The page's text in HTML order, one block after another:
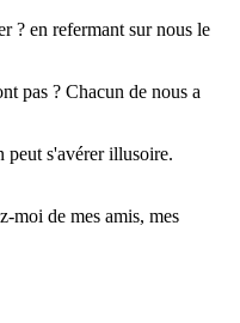
? en refermant sur nous le
pas ? Chacun de nous a
peut s'avérer illusoire.
moi de mes amis, mes